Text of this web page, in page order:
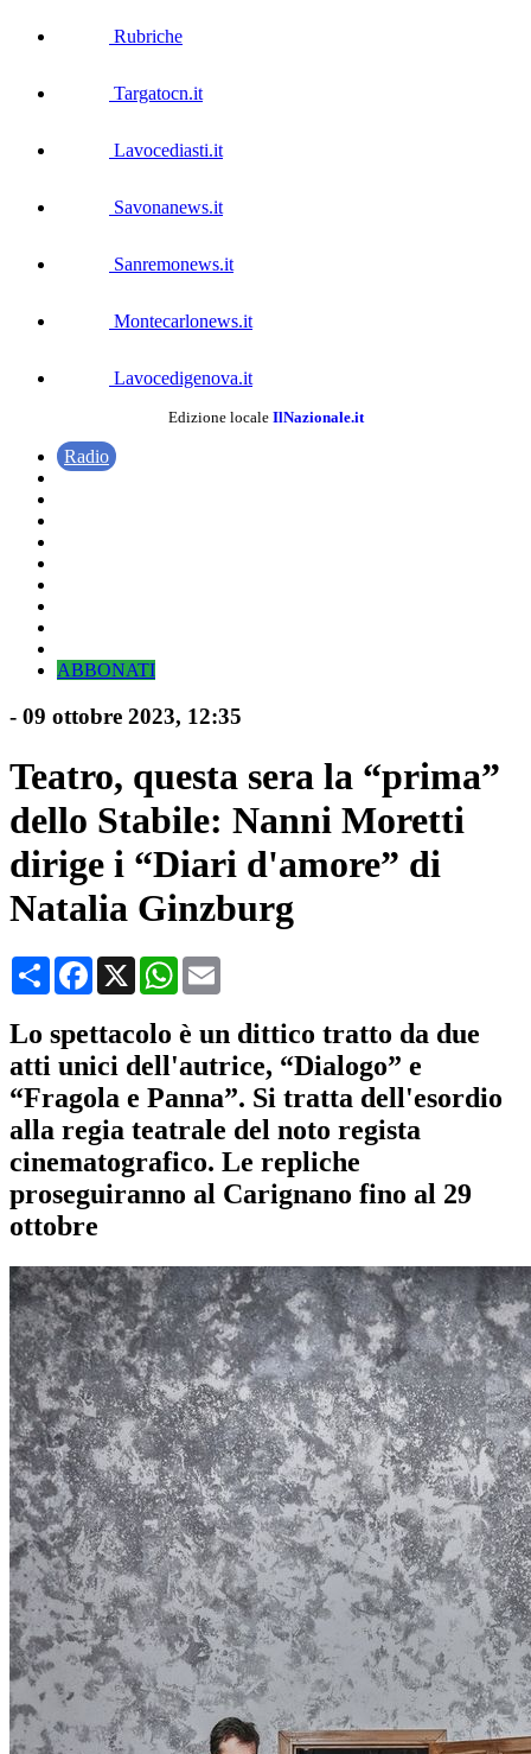
Rubriche
Targatocn.it
Lavocediasti.it
Savonanews.it
Sanremonews.it
Montecarlonews.it
Lavocedigenova.it
Edizione locale IlNazionale.it
Radio
ABBONATI
- 09 ottobre 2023, 12:35
Teatro, questa sera la “prima”
dello Stabile: Nanni Moretti
dirige i “Diari d'amore” di
Natalia Ginzburg
CondividiFacebook
X WhatsApp
Lo spettacolo è un dittico tratto da due
atti unici dell'autrice, “Dialogo” e
“Fragola e Panna”. Si tratta dell'esordio
alla regia teatrale del noto regista
cinematografico. Le repliche
proseguiranno al Carignano fino al 29
ottobre